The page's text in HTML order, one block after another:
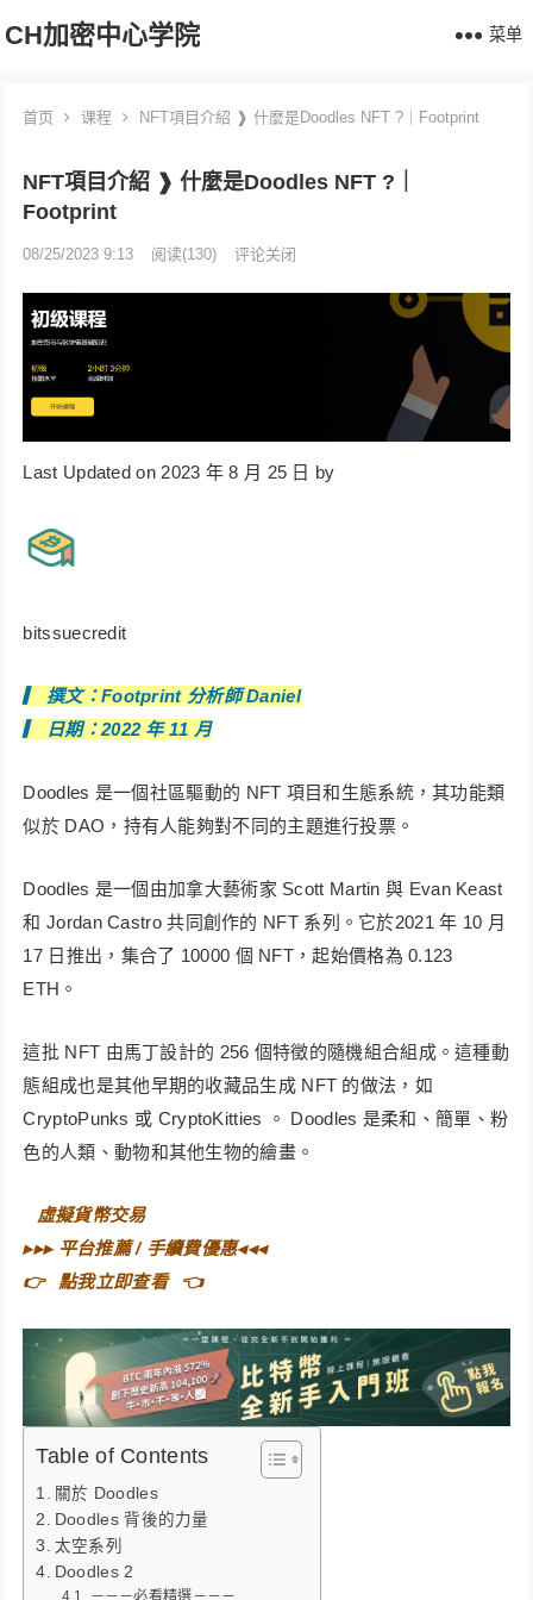
CH加密中心学院 菜单
首页 课程 NFT項目介紹 ❱ 什麼是Doodles NFT ?｜Footprint
NFT項目介紹 ❱ 什麼是Doodles NFT ?｜
Footprint
08/25/2023 9:13 阅读(130) 评论关闭
Last Updated on 2023 年 8 月 25 日 by
bitssuecredit
▎ 撰文：Footprint 分析師Daniel
▎ 日期：2022 年 11 月
Doodles 是一個社區驅動的 NFT 項目和生態系統，其功能類
似於 DAO，持有人能夠對不同的主題進行投票。
Doodles 是一個由加拿大藝術家 Scott Martin 與 Evan Keast
和 Jordan Castro 共同創作的 NFT 系列。它於2021 年 10 月
17 日推出，集合了 10000 個 NFT，起始價格為 0.123
ETH。
這批 NFT 由馬丁設計的 256 個特徵的隨機組合組成。這種動
態組成也是其他早期的收藏品生成 NFT 的做法，如
CryptoPunks 或 CryptoKitties 。 Doodles 是柔和、簡單、粉
色的人類、動物和其他生物的繪畫。
虛擬貨幣交易⠀
▸▸▸ 平台推薦 / 手續費優惠◂◂◂
👉⠀ 點我立即查看⠀👈
Table of Contents
關於 Doodles
Doodles 背後的力量
太空系列
Doodles 2
－－－必看精選－－－